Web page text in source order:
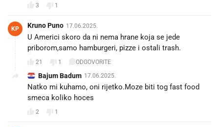
3 1
KP Kruno Puno 17.06.2025.
U Americi skoro da ni nema hrane koja se jede
priborom,samo hamburgeri, pizze i ostali trash.
21 1 ODGOVORITE
Bajum Badum 17.06.2025.
Natko mi kuhamo, oni rijetko.Moze biti tog fast food
smeca koliko hoces
2 1